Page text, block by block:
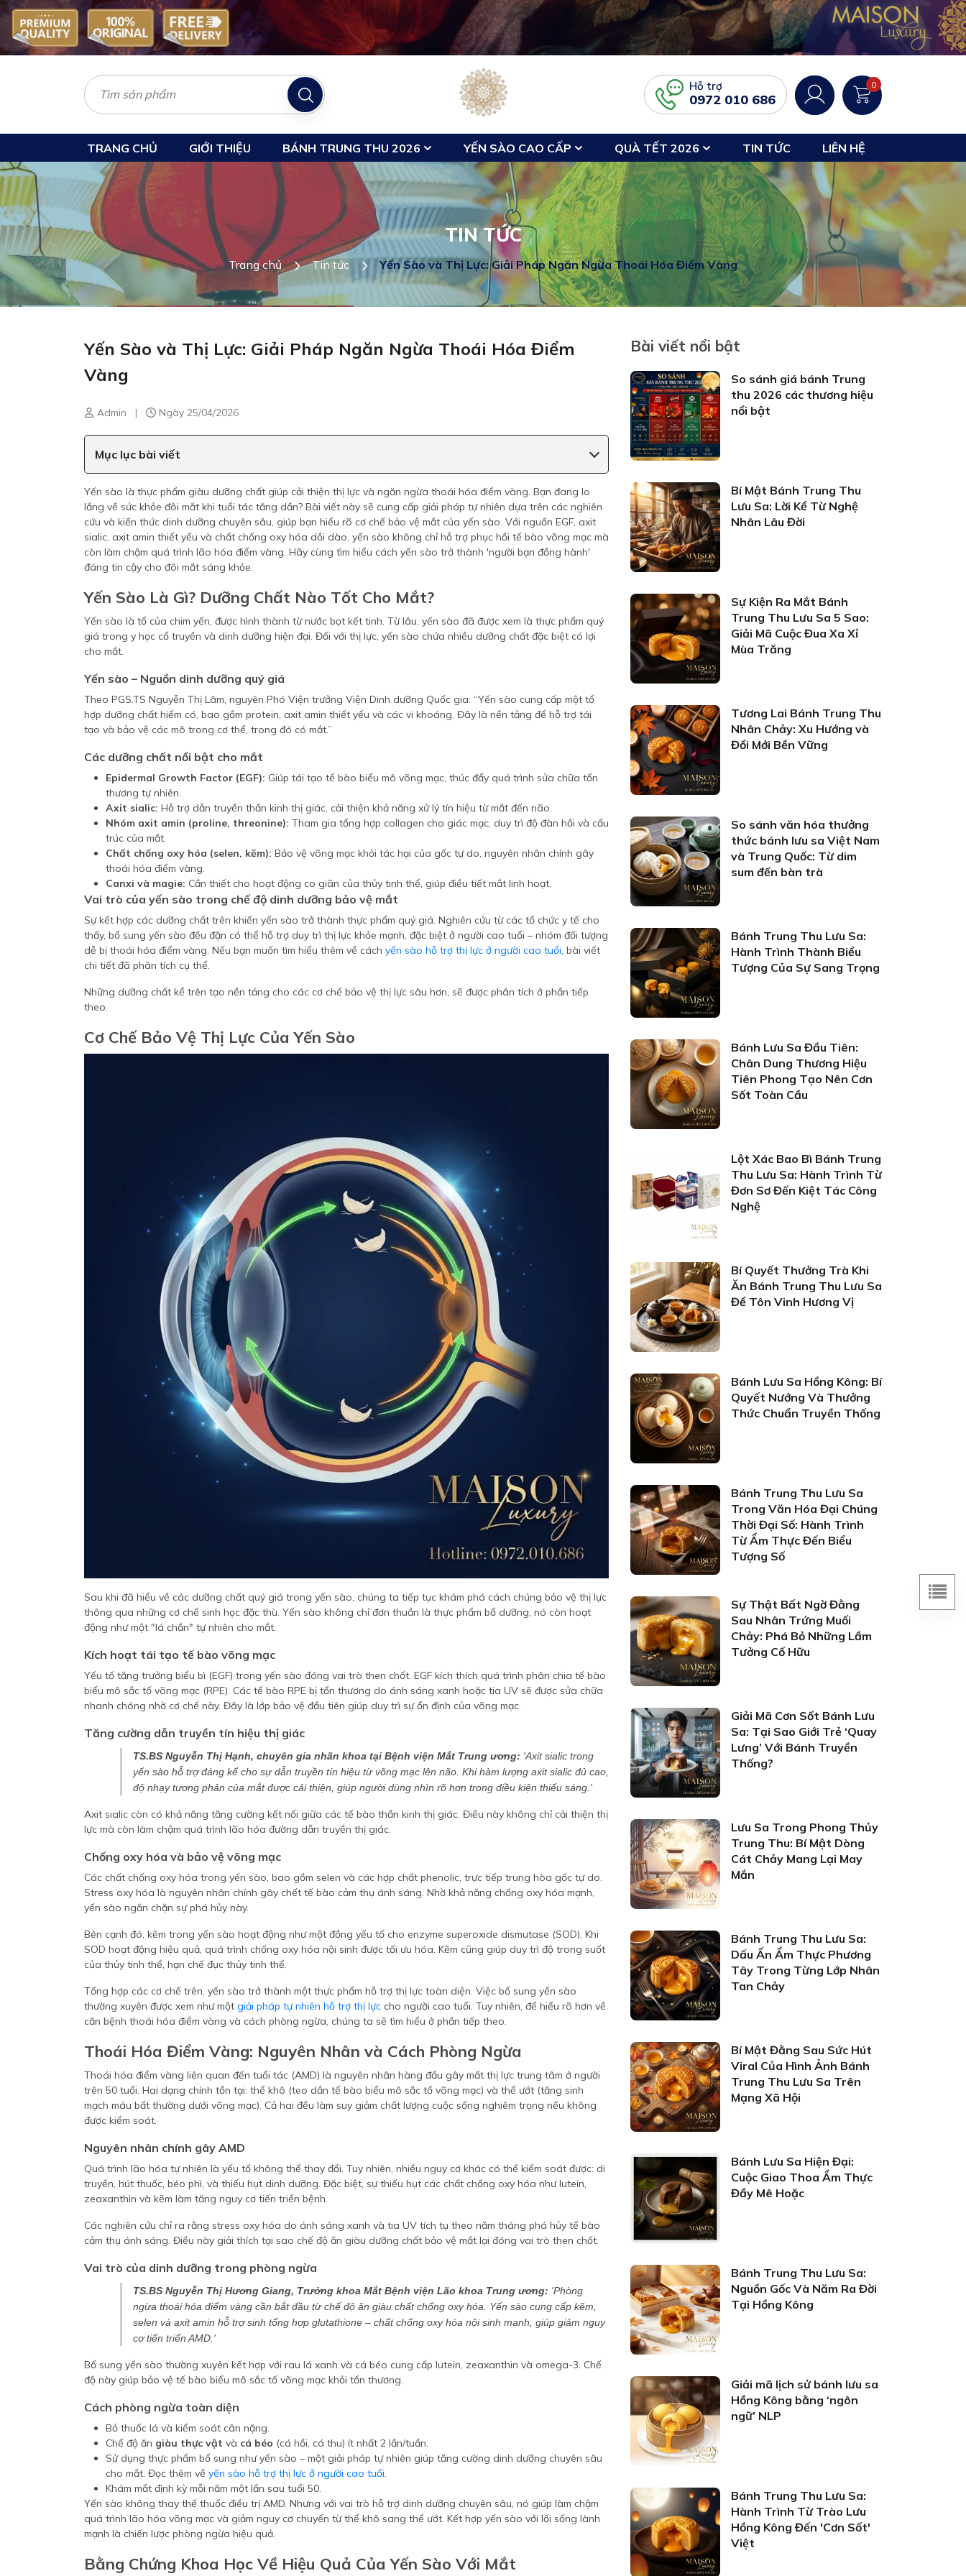
Hỗ trợ
0972 010 686
0
TRANG CHỦ GIỚI THIỆU BÁNH TRUNG THU 2026 YẾN SÀO CAO CẤP QUÀ TẾT 2026 TIN TỨC LIÊN HỆ
TIN TỨC
Trang chủ Tin tức Yến Sào và Thị Lực: Giải Pháp Ngăn Ngừa Thoái Hóa Điểm Vàng
Yến Sào và Thị Lực: Giải Pháp Ngăn Ngừa Thoái Hóa Điểm
Vàng
Admin | Ngày 25/04/2026
Mục lục bài viết
Yến sào là thực phẩm giàu dưỡng chất giúp cải thiện thị lực và ngăn ngừa thoái hóa điểm vàng. Bạn đang lo
lắng về sức khỏe đôi mắt khi tuổi tác tăng dần? Bài viết này sẽ cung cấp giải pháp tự nhiên dựa trên các nghiên
cứu và kiến thức dinh dưỡng chuyên sâu, giúp bạn hiểu rõ cơ chế bảo vệ mắt của yến sào. Với nguồn EGF, axit
sialic, axit amin thiết yếu và chất chống oxy hóa dồi dào, yến sào không chỉ hỗ trợ phục hồi tế bào võng mạc mà
còn làm chậm quá trình lão hóa điểm vàng. Hãy cùng tìm hiểu cách yến sào trở thành 'người bạn đồng hành'
đáng tin cậy cho đôi mắt sáng khỏe.
Yến Sào Là Gì? Dưỡng Chất Nào Tốt Cho Mắt?
Yến sào là tổ của chim yến, được hình thành từ nước bọt kết tinh. Từ lâu, yến sào đã được xem là thực phẩm quý
giá trong y học cổ truyền và dinh dưỡng hiện đại. Đối với thị lực, yến sào chứa nhiều dưỡng chất đặc biệt có lợi
cho mắt.
Yến sào – Nguồn dinh dưỡng quý giá
Theo PGS.TS Nguyễn Thị Lâm, nguyên Phó Viện trưởng Viện Dinh dưỡng Quốc gia: “Yến sào cung cấp một tổ
hợp dưỡng chất hiếm có, bao gồm protein, axit amin thiết yếu và các vi khoáng. Đây là nền tảng để hỗ trợ tái
tạo và bảo vệ các mô trong cơ thể, trong đó có mắt.”
Các dưỡng chất nổi bật cho mắt
Epidermal Growth Factor (EGF): Giúp tái tạo tế bào biểu mô võng mạc, thúc đẩy quá trình sửa chữa tổn
thương tự nhiên.
Axit sialic: Hỗ trợ dẫn truyền thần kinh thị giác, cải thiện khả năng xử lý tín hiệu từ mắt đến não.
Nhóm axit amin (proline, threonine): Tham gia tổng hợp collagen cho giác mạc, duy trì độ đàn hồi và cấu
trúc của mắt.
Chất chống oxy hóa (selen, kẽm): Bảo vệ võng mạc khỏi tác hại của gốc tự do, nguyên nhân chính gây
thoái hóa điểm vàng.
Canxi và magie: Cần thiết cho hoạt động co giãn của thủy tinh thể, giúp điều tiết mắt linh hoạt.
Vai trò của yến sào trong chế độ dinh dưỡng bảo vệ mắt
Sự kết hợp các dưỡng chất trên khiến yến sào trở thành thực phẩm quý giá. Nghiên cứu từ các tổ chức y tế cho
thấy, bổ sung yến sào đều đặn có thể hỗ trợ duy trì thị lực khỏe mạnh, đặc biệt ở người cao tuổi – nhóm đối tượng
dễ bị thoái hóa điểm vàng. Nếu bạn muốn tìm hiểu thêm về cách yến sào hỗ trợ thị lực ở người cao tuổi, bài viết
chi tiết đã phân tích cụ thể.
Những dưỡng chất kể trên tạo nền tảng cho các cơ chế bảo vệ thị lực sâu hơn, sẽ được phân tích ở phần tiếp
theo.
Cơ Chế Bảo Vệ Thị Lực Của Yến Sào
Sau khi đã hiểu về các dưỡng chất quý giá trong yến sào, chúng ta tiếp tục khám phá cách chúng bảo vệ thị lực
thông qua những cơ chế sinh học đặc thù. Yến sào không chỉ đơn thuần là thực phẩm bổ dưỡng; nó còn hoạt
động như một "lá chắn" tự nhiên cho mắt.
Kích hoạt tái tạo tế bào võng mạc
Yếu tố tăng trưởng biểu bì (EGF) trong yến sào đóng vai trò then chốt. EGF kích thích quá trình phân chia tế bào
biểu mô sắc tố võng mạc (RPE). Các tế bào RPE bị tổn thương do ánh sáng xanh hoặc tia UV sẽ được sửa chữa
nhanh chóng nhờ cơ chế này. Đây là lớp bảo vệ đầu tiên giúp duy trì sự ổn định của võng mạc.
Tăng cường dẫn truyền tín hiệu thị giác
TS.BS Nguyễn Thị Hạnh, chuyên gia nhãn khoa tại Bệnh viện Mắt Trung ương: 'Axit sialic trong
yến sào hỗ trợ đáng kể cho sự dẫn truyền tín hiệu từ võng mạc lên não. Khi hàm lượng axit sialic đủ cao,
độ nhạy tương phản của mắt được cải thiện, giúp người dùng nhìn rõ hơn trong điều kiện thiếu sáng.'
Axit sialic còn có khả năng tăng cường kết nối giữa các tế bào thần kinh thị giác. Điều này không chỉ cải thiện thị
lực mà còn làm chậm quá trình lão hóa đường dẫn truyền thị giác.
Chống oxy hóa và bảo vệ võng mạc
Các chất chống oxy hóa trong yến sào, bao gồm selen và các hợp chất phenolic, trực tiếp trung hòa gốc tự do.
Stress oxy hóa là nguyên nhân chính gây chết tế bào cảm thụ ánh sáng. Nhờ khả năng chống oxy hóa mạnh,
yến sào ngăn chặn sự phá hủy này.
Bên cạnh đó, kẽm trong yến sào hoạt động như một đồng yếu tố cho enzyme superoxide dismutase (SOD). Khi
SOD hoạt động hiệu quả, quá trình chống oxy hóa nội sinh được tối ưu hóa. Kẽm cũng giúp duy trì độ trong suốt
của thủy tinh thể, hạn chế đục thủy tinh thể.
Tổng hợp các cơ chế trên, yến sào trở thành một thực phẩm hỗ trợ thị lực toàn diện. Việc bổ sung yến sào
thường xuyên được xem như một giải pháp tự nhiên hỗ trợ thị lực cho người cao tuổi. Tuy nhiên, để hiểu rõ hơn về
căn bệnh thoái hóa điểm vàng và cách phòng ngừa, chúng ta sẽ tìm hiểu ở phần tiếp theo.
Thoái Hóa Điểm Vàng: Nguyên Nhân và Cách Phòng Ngừa
Thoái hóa điểm vàng liên quan đến tuổi tác (AMD) là nguyên nhân hàng đầu gây mất thị lực trung tâm ở người
trên 50 tuổi. Hai dạng chính tồn tại: thể khô (teo dần tế bào biểu mô sắc tố võng mạc) và thể ướt (tăng sinh
mạch máu bất thường dưới võng mạc). Cả hai đều làm suy giảm chất lượng cuộc sống nghiêm trọng nếu không
được kiểm soát.
Nguyên nhân chính gây AMD
Quá trình lão hóa tự nhiên là yếu tố không thể thay đổi. Tuy nhiên, nhiều nguy cơ khác có thể kiểm soát được: di
truyền, hút thuốc, béo phì, và thiếu hụt dinh dưỡng. Đặc biệt, sự thiếu hụt các chất chống oxy hóa như lutein,
zeaxanthin và kẽm làm tăng nguy cơ tiến triển bệnh.
Các nghiên cứu chỉ ra rằng stress oxy hóa do ánh sáng xanh và tia UV tích tụ theo năm tháng phá hủy tế bào
cảm thụ ánh sáng. Điều này giải thích tại sao chế độ ăn giàu dưỡng chất bảo vệ mắt lại đóng vai trò then chốt.
Vai trò của dinh dưỡng trong phòng ngừa
TS.BS Nguyễn Thị Hương Giang, Trưởng khoa Mắt Bệnh viện Lão khoa Trung ương: 'Phòng
ngừa thoái hóa điểm vàng cần bắt đầu từ chế độ ăn giàu chất chống oxy hóa. Yến sào cung cấp kẽm,
selen và axit amin hỗ trợ sinh tổng hợp glutathione – chất chống oxy hóa nội sinh mạnh, giúp giảm nguy
cơ tiến triển AMD.'
Bổ sung yến sào thường xuyên kết hợp với rau lá xanh và cá béo cung cấp lutein, zeaxanthin và omega-3. Chế
độ này giúp bảo vệ tế bào biểu mô sắc tố võng mạc khỏi tổn thương.
Cách phòng ngừa toàn diện
Bỏ thuốc lá và kiểm soát cân nặng.
Chế độ ăn giàu thực vật và cá béo (cá hồi, cá thu) ít nhất 2 lần/tuần.
Sử dụng thực phẩm bổ sung như yến sào – một giải pháp tự nhiên giúp tăng cường dinh dưỡng chuyên sâu
cho mắt. Đọc thêm về yến sào hỗ trợ thị lực ở người cao tuổi.
Khám mắt định kỳ mỗi năm một lần sau tuổi 50.
Yến sào không thay thế thuốc điều trị AMD. Nhưng với vai trò hỗ trợ dinh dưỡng chuyên sâu, nó giúp làm chậm
quá trình lão hóa võng mạc và giảm nguy cơ chuyển từ thể khô sang thể ướt. Kết hợp yến sào với lối sống lành
mạnh là chiến lược phòng ngừa hiệu quả.
Bằng Chứng Khoa Học Về Hiệu Quả Của Yến Sào Với Mắt
Bài viết nổi bật
So sánh giá bánh Trung
thu 2026 các thương hiệu
nổi bật
Bí Mật Bánh Trung Thu
Lưu Sa: Lời Kể Từ Nghệ
Nhân Lâu Đời
Sự Kiện Ra Mắt Bánh
Trung Thu Lưu Sa 5 Sao:
Giải Mã Cuộc Đua Xa Xỉ
Mùa Trăng
Tương Lai Bánh Trung Thu
Nhân Chảy: Xu Hướng và
Đổi Mới Bền Vững
So sánh văn hóa thưởng
thức bánh lưu sa Việt Nam
và Trung Quốc: Từ dim
sum đến bàn trà
Bánh Trung Thu Lưu Sa:
Hành Trình Thành Biểu
Tượng Của Sự Sang Trọng
Bánh Lưu Sa Đầu Tiên:
Chân Dung Thương Hiệu
Tiên Phong Tạo Nên Cơn
Sốt Toàn Cầu
Lột Xác Bao Bì Bánh Trung
Thu Lưu Sa: Hành Trình Từ
Đơn Sơ Đến Kiệt Tác Công
Nghệ
Bí Quyết Thưởng Trà Khi
Ăn Bánh Trung Thu Lưu Sa
Để Tôn Vinh Hương Vị
Bánh Lưu Sa Hồng Kông: Bí
Quyết Nướng Và Thưởng
Thức Chuẩn Truyền Thống
Bánh Trung Thu Lưu Sa
Trong Văn Hóa Đại Chúng
Thời Đại Số: Hành Trình
Từ Ẩm Thực Đến Biểu
Tượng Số
Sự Thật Bất Ngờ Đằng
Sau Nhân Trứng Muối
Chảy: Phá Bỏ Những Lầm
Tưởng Cố Hữu
Giải Mã Cơn Sốt Bánh Lưu
Sa: Tại Sao Giới Trẻ ‘Quay
Lưng’ Với Bánh Truyền
Thống?
Lưu Sa Trong Phong Thủy
Trung Thu: Bí Mật Dòng
Cát Chảy Mang Lại May
Mắn
Bánh Trung Thu Lưu Sa:
Dấu Ấn Ẩm Thực Phương
Tây Trong Từng Lớp Nhân
Tan Chảy
Bí Mật Đằng Sau Sức Hút
Viral Của Hình Ảnh Bánh
Trung Thu Lưu Sa Trên
Mạng Xã Hội
Bánh Lưu Sa Hiện Đại:
Cuộc Giao Thoa Ẩm Thực
Đầy Mê Hoặc
Bánh Trung Thu Lưu Sa:
Nguồn Gốc Và Năm Ra Đời
Tại Hồng Kông
Giải mã lịch sử bánh lưu sa
Hồng Kông bằng ‘ngôn
ngữ’ NLP
Bánh Trung Thu Lưu Sa:
Hành Trình Từ Trào Lưu
Hồng Kông Đến 'Cơn Sốt'
Việt